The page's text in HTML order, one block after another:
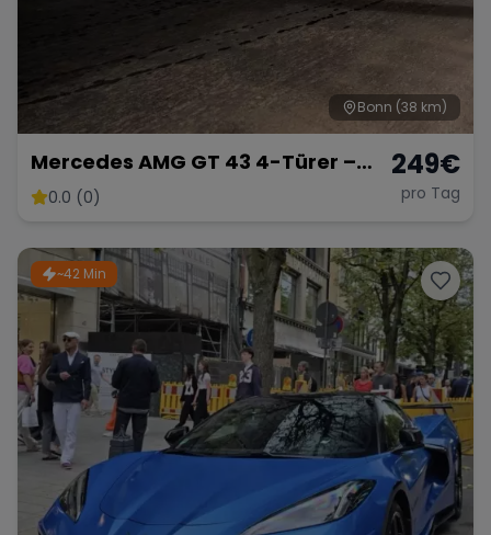
Bonn (38 km)
Mercedes AMG GT 43 4-Türer –
Luxuriöse Sportlimousine
0.0 (0)
249€
pro Tag
~42 Min